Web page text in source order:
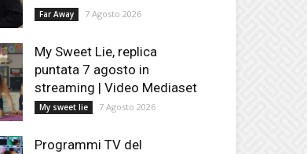
Far Away 7 Agosto 2026
My Sweet Lie, replica
puntata 7 agosto in
streaming | Video Mediaset
My sweet lie 7 Agosto 2026
Programmi TV del